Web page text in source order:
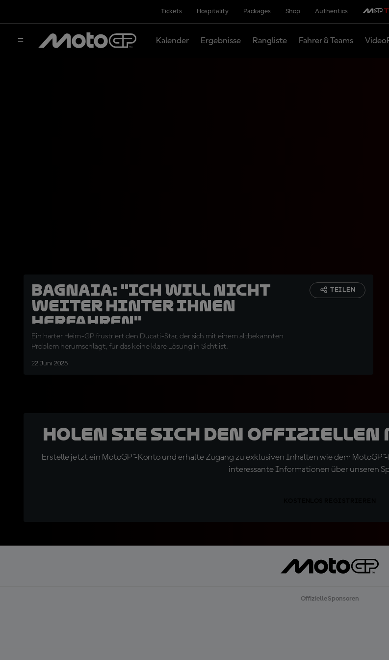
Tickets Hospitality Packages Shop Authentics
Kalender Ergebnisse Rangliste Fahrer & Teams
Bagnaia: "Ich will nicht
weiter hinter ihnen
herfahren"
Ein harter Heim-GP frustriert den Ducati-Star, der sich mit einem altbekannten
Problem herumschlägt, für das keine klare Lösung in Sicht ist.
22 Juni 2025
TEILEN
Holen Sie sich den offiziellen
Erstelle jetzt ein MotoGP™-Konto und erhalte Zugang zu exklusiven Inhalten wie dem
interessante Informationen über unseren
Offizielle Sponsoren